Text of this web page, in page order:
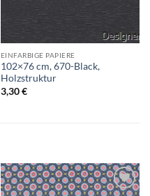
EINFARBIGE PAPIERE
102×76 cm, 670-Black,
Holzstruktur
3,30€